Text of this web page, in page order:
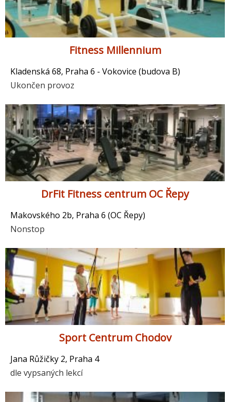
Fitness Millennium
Kladenská 68, Praha 6 - Vokovice (budova B)
Ukončen provoz
DrFit Fitness centrum OC Řepy
Makovského 2b, Praha 6 (OC Řepy)
Nonstop
Sport Centrum Chodov
Jana Růžičky 2, Praha 4
dle vypsaných lekcí